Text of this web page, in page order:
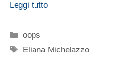
Leggi tutto
Categorie
oops
Tag
Eliana Michelazzo